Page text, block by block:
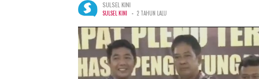
SULSEL KINI
SULSEL KINI - 2 TAHUN LALU